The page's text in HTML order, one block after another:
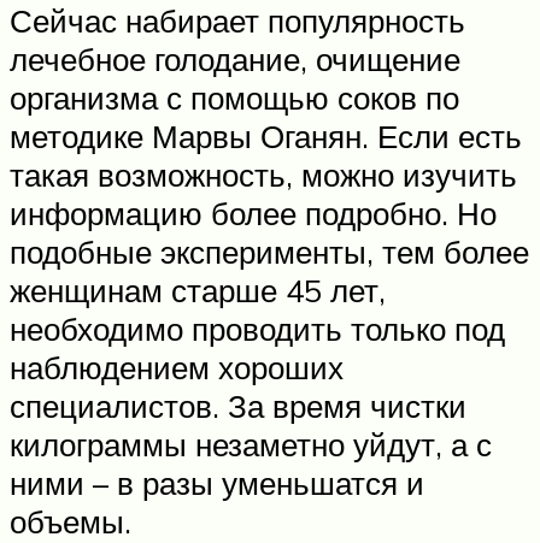
Сейчас набирает популярность
лечебное голодание, очищение
организма с помощью соков по
методике Марвы Оганян. Если есть
такая возможность, можно изучить
информацию более подробно. Но
подобные эксперименты, тем более
женщинам старше 45 лет,
необходимо проводить только под
наблюдением хороших
специалистов. За время чистки
килограммы незаметно уйдут, а с
ними – в разы уменьшатся и
объемы.